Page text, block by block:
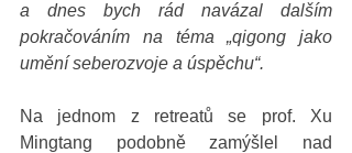
a dnes bych rád navázal dalším
pokračováním na téma „qigong jako
umění seberozvoje a úspěchu“.
Na jednom z retreatů se prof. Xu
Mingtang podobně zamýšlel nad